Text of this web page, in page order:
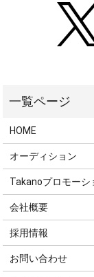
HOME
オーディション
Takanoプロモーシ
会社概要
採用情報
お問い合わせ